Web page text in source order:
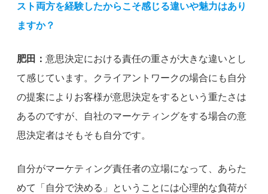
スト両方を経験したからこそ感じる違いや魅力はあり
ますか？
肥田： 意思決定における責任の重さが大きな違いとし
て感じています。クライアントワークの場合にも自分
の提案によりお客様が意思決定をするという重たさは
あるのですが、自社のマーケティングをする場合の意
思決定者はそもそも自分です。
自分がマーケティング責任者の立場になって、あらた
めて「自分で決める」ということには心理的な負荷が